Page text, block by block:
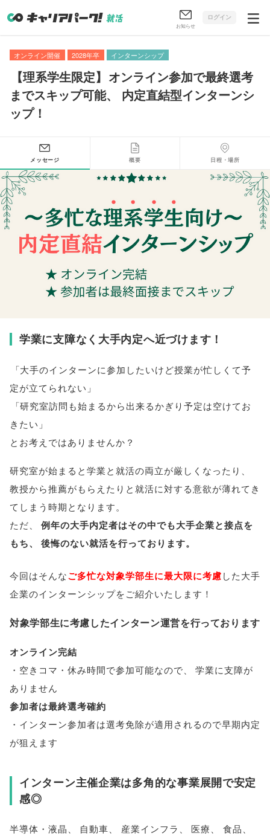
お知らせ
ログイン
オンライン開催 2028年卒 インターンシップ
【理系学生限定】 オンライン参加で最終選考
までスキップ可能、
内定直結型インターンシ
ップ！
メッセージ 概要 日程・場所
学業に支障なく大手内定へ近づけます！
「大手のインターンに参加したいけど授業が忙しくて予
定が立てられない 」
「研究室訪問も始まるから出来るかぎり予定は空けてお
きたい 」
とお考えではありませんか？
研究室が始まると学業と就活の両立が厳しくなったり
教授から推薦がもらえたりと就活に対する意欲が薄れてき
てしまう時期となります。
ただ
例年の大手内定者はその中でも大手企業と接点を
もち、 後悔のない就活を行っております。
今回はそんなご多忙な対象学部生に最大限に考慮した大手
企業のインターンシップをご紹介いたします！
対象学部生に考慮したインターン運営を行っております
オンライン完結
・空きコマ・休み時間で参加可能なので
学業に支障が
ありません
参加者は最終選考確約
・インターン参加者は選考免除が適用されるので早期内定
が狙えます
インターン主催企業は多角的な事業展開で安定
感◎
半導体・液晶 自動車 産業インフラ 医療 食品